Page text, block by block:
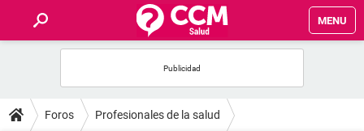
MENU
FORUMS
Foros Profesionales de la salud